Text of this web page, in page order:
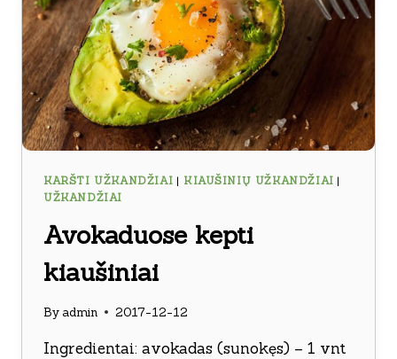
KARŠTI UŽKANDŽIAI | KIAUŠINIŲ UŽKANDŽIAI |
UŽKANDŽIAI
Avokaduose kepti
kiaušiniai
By admin 2017-12-12
Ingredientai: avokadas (sunokęs) – 1 vnt